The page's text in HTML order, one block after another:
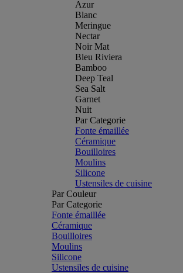
Azur
Blanc
Meringue
Nectar
Noir Mat
Bleu Riviera
Bamboo
Deep Teal
Sea Salt
Garnet
Nuit
Par Categorie
Fonte émaillée
Céramique
Bouilloires
Moulins
Silicone
Ustensiles de cuisine
Par Couleur
Par Categorie
Fonte émaillée
Céramique
Bouilloires
Moulins
Silicone
Ustensiles de cuisine